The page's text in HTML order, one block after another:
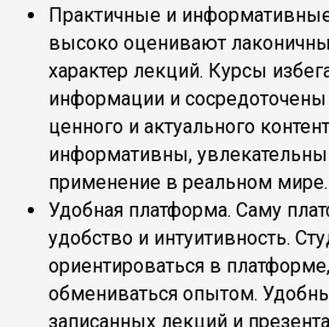
Практичные и
высоко оценивают
характер лекций. Курсы
информации и
ценного и актуального
информативны,
применение в реальном мире.
Удобная платформа. Саму
удобство и интуитивность.
ориентироваться в
обмениваться опытом.
записанных лекций и